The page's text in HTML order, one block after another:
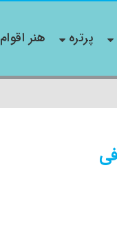
پرتره هنر اقوام